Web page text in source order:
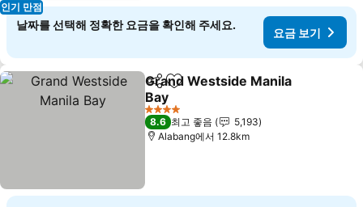
인기 만점
날짜를 선택해 정확한 요금을 확인해 주세요.
요금 보기
공유 즐겨찾기에 추가
Grand Westside Manila
Bay
4 성급
8.6 최고 좋음
5,193
Alabang에서 12.8km